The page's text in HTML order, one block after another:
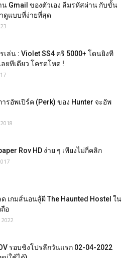
Gmail ของตัวเอง ลืมรหัสผ่าน กับขั้น
ดูแบบที่ง่ายที่สุด
เล่น : Violet SS4 คริ 5000+ โดนยิงที
ยทีเดียว โครตโหด !
ารอัพเปิร์ค (Perk) ของ Hunter จะอัพ
Rov HD ง่าย ๆ เพียงไม่กี่คลิก
เกมส์นอนสู้ผี The Haunted Hostel ใน
อ
รอบชิงโปรลีกวันแรก 02-04-2022